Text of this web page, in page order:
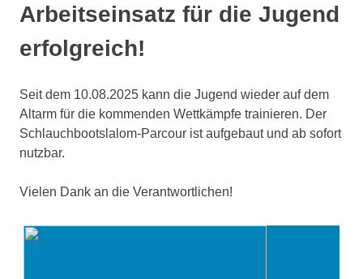
Arbeitseinsatz für die Jugend
erfolgreich!
Seit dem 10.08.2025 kann die Jugend wieder auf dem
Altarm für die kommenden Wettkämpfe trainieren. Der
Schlauchbootslalom-Parcour ist aufgebaut und ab sofort
nutzbar.
Vielen Dank an die Verantwortlichen!